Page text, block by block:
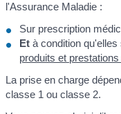
l'Assurance Maladie :
Sur prescription
Et à condition
produits et
La prise en charge
classe 1 ou classe 2.